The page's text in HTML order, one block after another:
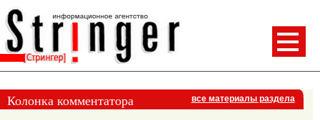
Колонка комментатора все материалы раздела